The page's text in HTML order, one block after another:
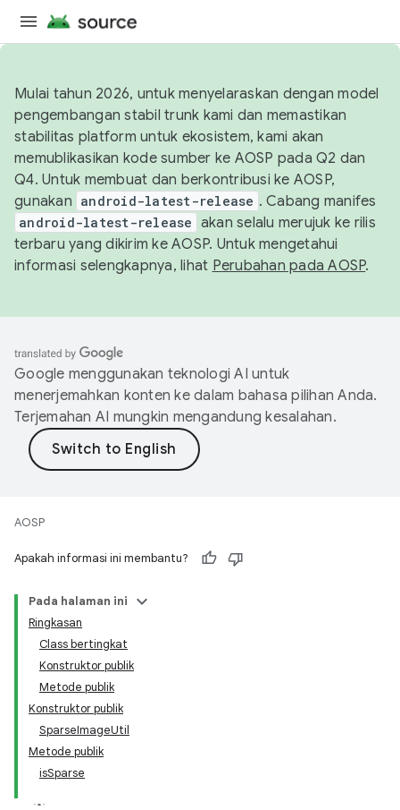
Mulai tahun 2026, untuk menyelaraskan dengan model
pengembangan stabil trunk kami dan memastikan
stabilitas platform untuk ekosistem, kami akan
memublikasikan kode sumber ke AOSP pada Q2 dan
Q4. Untuk membuat dan berkontribusi ke AOSP,
gunakan android-latest-release . Cabang manifes
android-latest-release akan selalu merujuk ke rilis
terbaru yang dikirim ke AOSP. Untuk mengetahui
informasi selengkapnya, lihat Perubahan pada AOSP.
Google menggunakan teknologi AI untuk
menerjemahkan konten ke dalam bahasa pilihan Anda.
Terjemahan AI mungkin mengandung kesalahan.
AOSP
Apakah informasi ini membantu?
Pada halaman ini
Ringkasan
Class bertingkat
Konstruktor publik
Metode publik
Konstruktor publik
SparseImageUtil
Metode publik
isSparse